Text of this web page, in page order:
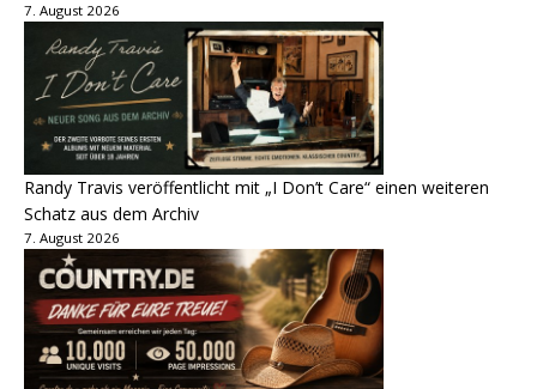
7. August 2026
Randy Travis veröffentlicht mit „I Don’t Care“ einen weiteren
Schatz aus dem Archiv
7. August 2026